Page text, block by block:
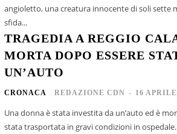
angioletto, una creatura innocente di soli sette
sfida...
TRAGEDIA A REGGIO
MORTA DOPO ESSERE
UN’AUTO
CRONACA REDAZIONE CDN - 16
Una donna è stata investita da un’auto ed è
stata trasportata in gravi condizioni in ospedale. L’incidente è avvenuto intorno alle 9.45